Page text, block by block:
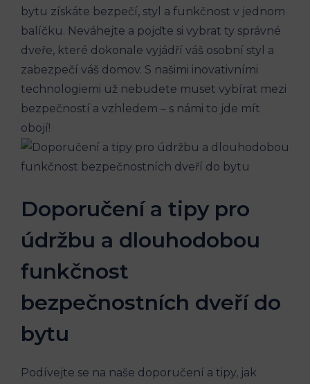
bytu získáte bezpečí, styl a funkčnost v jednom
balíčku. Neváhejte a pojďte si vybrat ty správné
dveře, které dokonale vyjádří váš osobní styl a
zabezpečí váš domov. S našimi inovativními
technologiemi už nebudete muset vybírat mezi
bezpečností a vzhledem – s námi to jde mít
obojí!
Doporučení a tipy pro
údržbu a dlouhodobou
funkčnost
bezpečnostních dveří do
bytu
Podívejte se na naše doporučení a tipy, jak